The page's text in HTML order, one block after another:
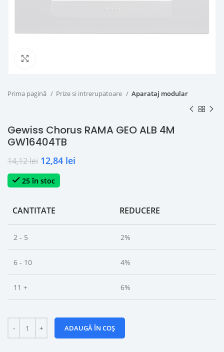
Prima pagină Prize si intrerupatoare Aparataj modular
Gewiss Chorus RAMA GEO ALB 4M
GW16404TB
14,12lei 12,84 lei
25 în stoc
CANTITATE REDUCERE
2 - 5 2%
6 - 10 4%
11 + 6%
ADAUGĂ ÎN COȘ